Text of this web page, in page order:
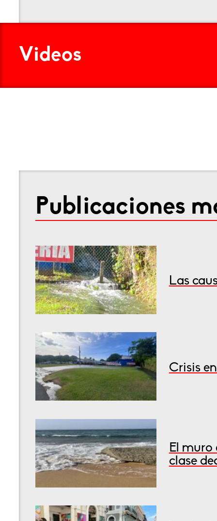
Videos
Publicaciones
Las
Crisis
El muro
clase